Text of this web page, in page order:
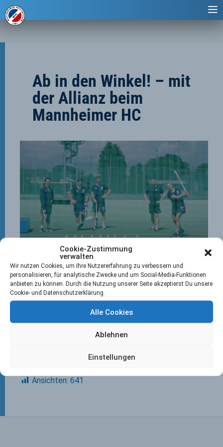
Cookie-Zustimmung
verwalten
Wir nutzen Cookies, um Ihre Nutzererfahrung zu verbessern und
personalisieren, für analytische Zwecke und um Social-Media-Funktionen
anbieten zu können. Durch die Nutzung unserer Seite akzeptierst Du unsere
Cookie- und Datenschutzerklärung.
Alle Cookies
Ablehnen
Einstellungen
Ab in den Winkel! – mit
der Allianz beim
Mannheimer HC
Klicke hier, um Marketing-Cookies zu
Ansichten: 641